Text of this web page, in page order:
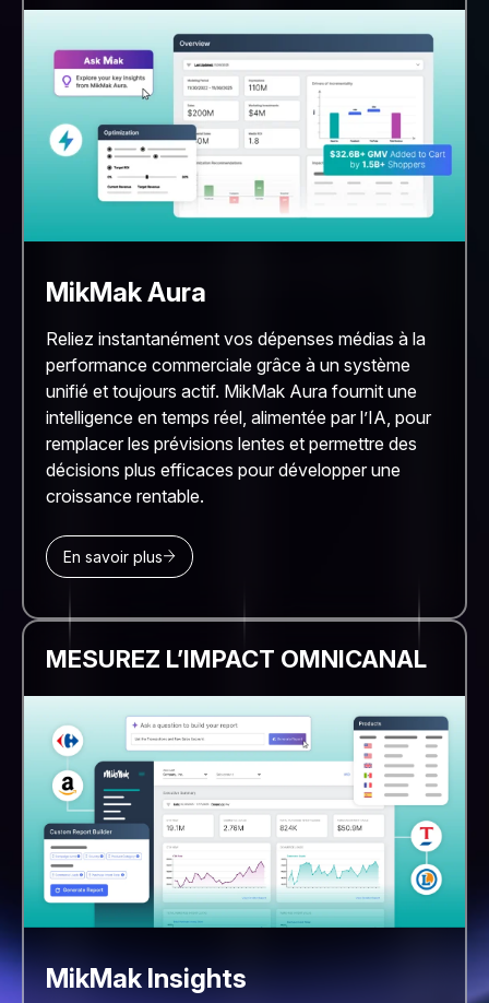
MikMak Aura
Reliez instantanément vos dépenses médias à la
performance commerciale grâce à un système
unifié et toujours actif. MikMak Aura fournit une
intelligence en temps réel, alimentée par l’IA, pour
remplacer les prévisions lentes et permettre des
décisions plus efficaces pour développer une
croissance rentable.
En savoir plus
MESUREZ L’IMPACT OMNICANAL
MikMak Insights